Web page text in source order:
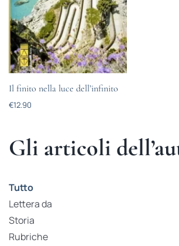
Il finito nella luce dell’infinito
€12.90
Gli articoli
Tutto
Lettera da
Storia
Rubriche